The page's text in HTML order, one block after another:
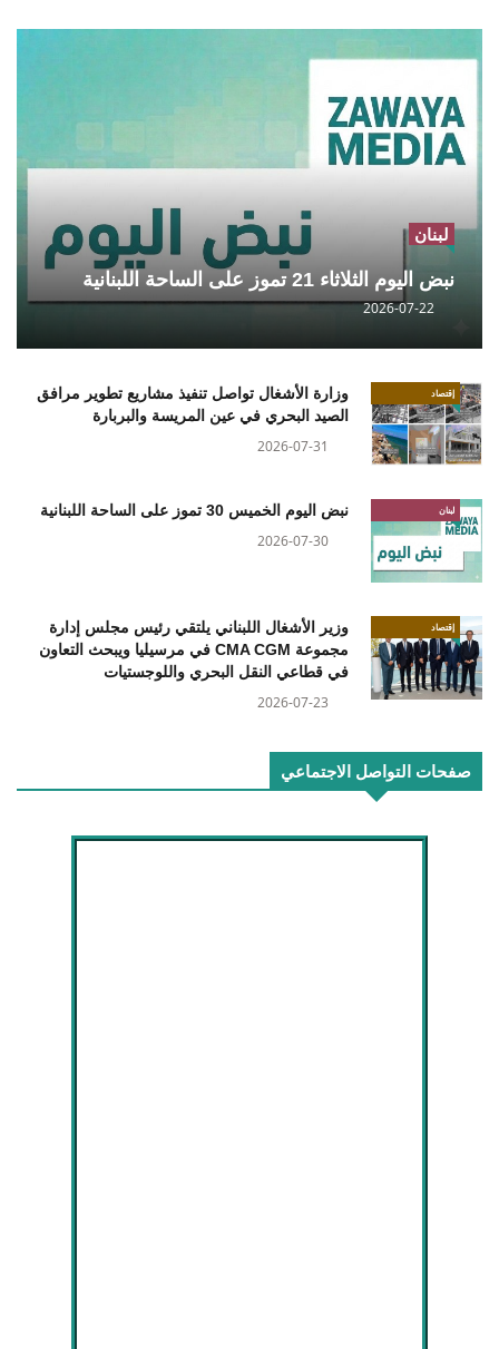
لبنان
نبض اليوم الثلاثاء 21 تموز على الساحة اللبنانية
2026-07-22
إقتصاد
وزارة الأشغال تواصل تنفيذ مشاريع تطوير مرافق
الصيد البحري في عين المريسة والبربارة
2026-07-31
لبنان نبض اليوم الخميس 30 تموز على الساحة اللبنانية
2026-07-30
إقتصاد
وزير الأشغال اللبناني يلتقي رئيس مجلس إدارة
مجموعة CMA CGM في مرسيليا ويبحث التعاون
في قطاعي النقل البحري واللوجستيات
2026-07-23
صفحات التواصل الاجتماعي